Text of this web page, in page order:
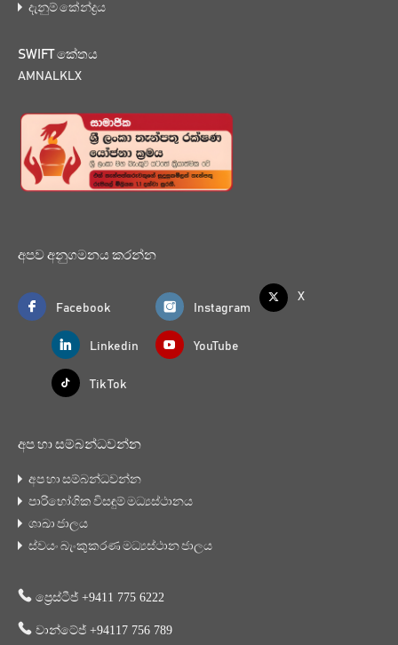
දැනුම් කේන්ද්‍රය
SWIFT කේතය
AMNALKLX
අපව අනුගමනය කරන්න
Facebook Instagram
X
Linkedin YouTube
Tik Tok
අප හා සම්බන්ධවන්න
අප හා සම්බන්ධවන්න
පාරිභෝගික විසඳුම් මධ්‍යස්ථානය
ශාඛා ජාලය
ස්වයං බැංකුකරණ මධ්‍යස්ථාන ජාලය
ප්‍රෙස්ටීජ් +9411 775 6222
වාන්ටේජ් +94117 756 789